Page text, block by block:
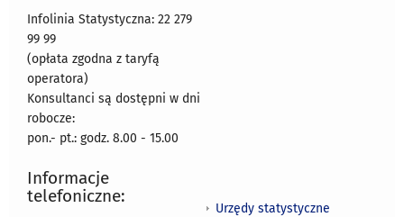
Infolinia Statystyczna: 22 279
99 99
(opłata zgodna z taryfą
operatora)
Konsultanci są dostępni w dni
robocze:
pon.- pt.: godz. 8.00 - 15.00
Informacje
telefoniczne:
Urzędy statystyczne